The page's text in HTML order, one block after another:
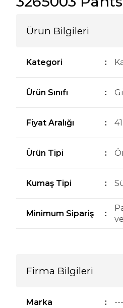
Ürün Bilgileri
Kategori :
Ürün Sınıfı :
Fiyat Aralığı :
Ürün Tipi :
Kumaş Tipi :
Minimum Sipariş :
Firma Bilgileri
Marka : ---